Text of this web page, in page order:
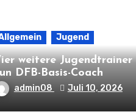
Jugend
weitere Jugendtrainer
DFB-Basis-Coach
admin08 Juli 10, 2026